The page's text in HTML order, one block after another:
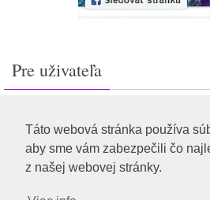
Táto webová stránka používa
aby sme vám zabezpečili čo
z našej webovej stránky.
Pre uživateľa
Feed záznamov
RSS feed komentárov
WordPress.org